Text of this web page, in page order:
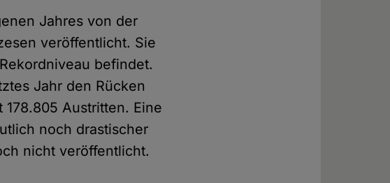
Jahres von der
veröffentlicht. Sie
befindet.
Jahr den Rücken
Austritten. Eine
noch drastischer
nicht veröffentlicht.